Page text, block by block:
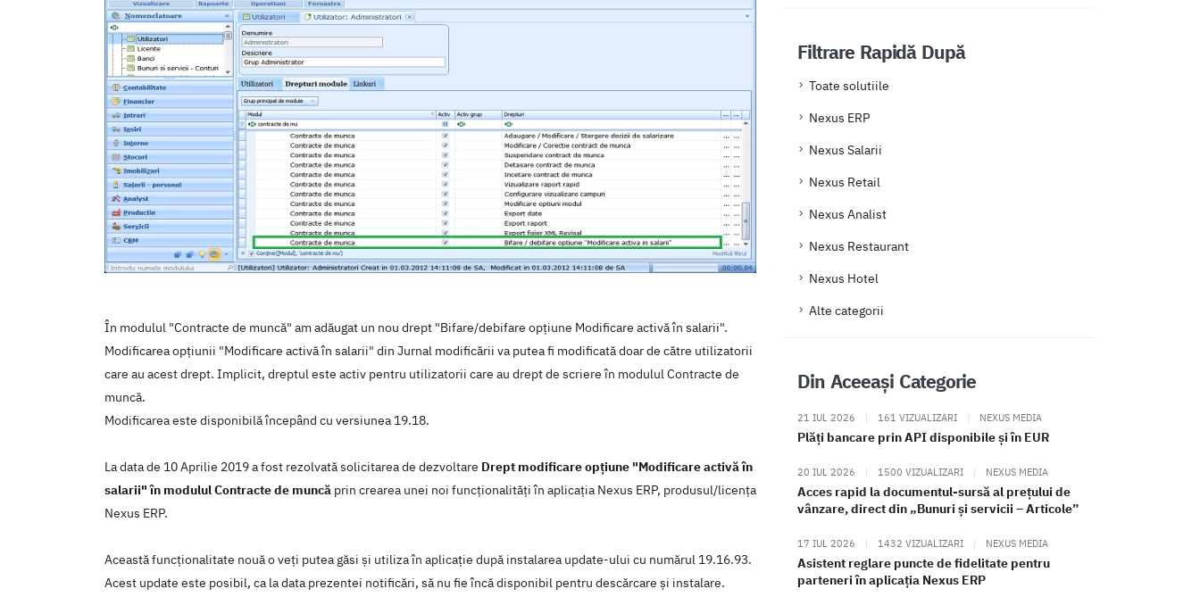
În modulul "Contracte de muncă" am adăugat un nou drept "Bifare/debifare opțiune Modificare activă în salarii".
Modificarea opțiunii "Modificare activă în salarii" din Jurnal modificării va putea fi modificată doar de către utilizatorii
care au acest drept. Implicit, dreptul este activ pentru utilizatorii care au drept de scriere în modulul Contracte de
muncă.
Modificarea este disponibilă începând cu versiunea 19.18.
La data de 10 Aprilie 2019 a fost rezolvată solicitarea de dezvoltare Drept modificare opțiune "Modificare activă în
salarii" în modulul Contracte de muncă prin crearea unei noi funcţionalităţi în aplicaţia Nexus ERP, produsul/licenţa
Nexus ERP.
Această funcţionalitate nouă o veţi putea găsi şi utiliza în aplicaţie după instalarea update-ului cu numărul 19.16.93.
Acest update este posibil, ca la data prezentei notificări, să nu fie încă disponibil pentru descărcare şi instalare.
Filtrare Rapidă După
Toate solutiile
Nexus ERP
Nexus Salarii
Nexus Retail
Nexus Analist
Nexus Restaurant
Nexus Hotel
Alte categorii
Din Aceeași Categorie
21 IUL 2026 | 161 VIZUALIZARI | NEXUS MEDIA
Plăți bancare prin API disponibile și în EUR
20 IUL 2026 | 1500 VIZUALIZARI | NEXUS MEDIA
Acces rapid la documentul-sursă al prețului de
vânzare, direct din „Bunuri și servicii – Articole”
17 IUL 2026 | 1432 VIZUALIZARI | NEXUS MEDIA
Asistent reglare puncte de fidelitate pentru
parteneri în aplicația Nexus ERP